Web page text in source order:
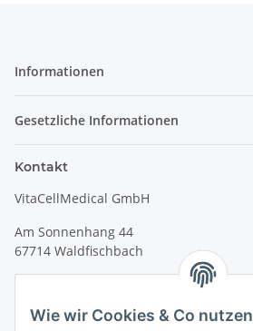
Wie wir Cookies & Co nutzen
Informationen
Gesetzliche Informationen
Kontakt
VitaCellMedical GmbH
Am Sonnenhang 44
67714 Waldfischbach